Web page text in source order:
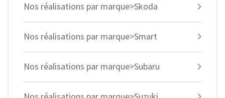
Nos réalisations par marque>Skoda
Nos réalisations par marque>Smart
Nos réalisations par marque>Subaru